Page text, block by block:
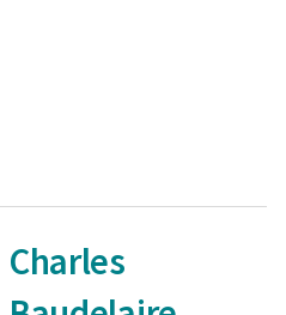
Charles